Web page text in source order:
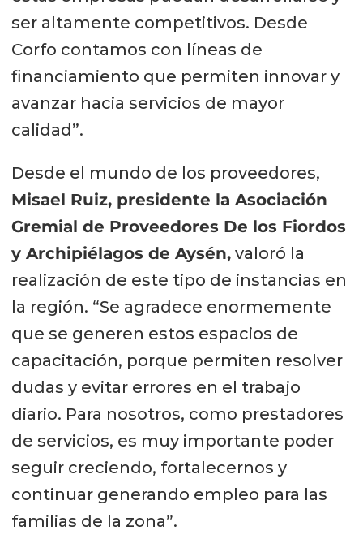
ser altamente competitivos. Desde
Corfo contamos con líneas de
financiamiento que permiten innovar y
avanzar hacia servicios de mayor
calidad”.
Desde el mundo de los proveedores,
Misael Ruiz, presidente la Asociación
Gremial de Proveedores De los Fiordos
y Archipiélagos de Aysén,valoró la
realización de este tipo de instancias en
la región. “Se agradece enormemente
que se generen estos espacios de
capacitación, porque permiten resolver
dudas y evitar errores en el trabajo
diario. Para nosotros, como prestadores
de servicios, es muy importante poder
seguir creciendo, fortalecernos y
continuar generando empleo para las
familias de la zona”.